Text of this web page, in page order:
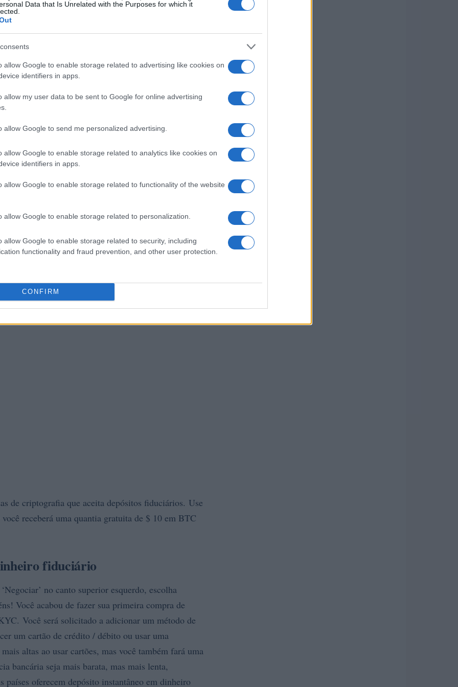
Data that Is Unrelated with the Purposes for which it
allow Google to enable storage related to advertising like cookies on
identifiers in apps.
allow my user data to be sent to Google for online advertising
allow Google to send me personalized advertising.
allow Google to enable storage related to analytics like cookies on
identifiers in apps.
allow Google to enable storage related to functionality of the website
allow Google to enable storage related to personalization.
allow Google to enable storage related to security, including
functionality and fraud prevention, and other user protection.
CONFIRM
em 1492 no Coinmarketcap.
ao contrário de outras criptomoedas principais,
de fiats. No entanto, você ainda pode
Bitcoin em qualquer bolsa de fiat-to-crypto e,
para negociar esta moeda. Neste guia de artigo,
comprar XBC .
Crypto Exchange
criptomoedas, neste caso, Bitcoin
duas das trocas fiat-to-crypto mais comumente
têm suas próprias políticas de taxas e outros
que você experimente os dois e descubra
de criptografia que aceita depósitos fiduciários. Use
receberá uma quantia gratuita de $ 10 em BTC
fiduciário
no canto superior esquerdo, escolha
Você acabou de fazer sua primeira compra de
Você será solicitado a adicionar um método de
um cartão de crédito / débito ou usar uma
altas ao usar cartões, mas você também fará uma
bancária seja mais barata, mas mais lenta,
países oferecem depósito instantâneo em dinheiro